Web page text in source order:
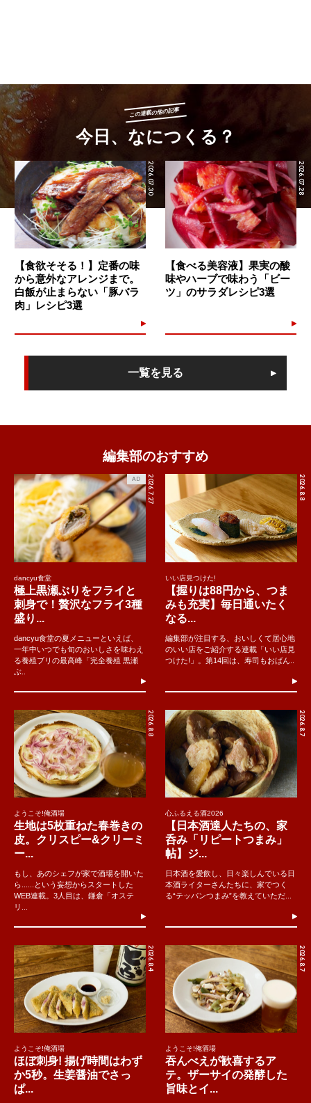
この連載の他の記事
今日、なにつくる？
2026.07.30
【食欲そそる！】定番の味
から意外なアレンジまで。
白飯が止まらない「豚バラ
肉」レシピ3選
2026.07.28
【食べる美容液】果実の酸
味やハーブで味わう「ビー
ツ」のサラダレシピ3選
一覧を見る
編集部のおすすめ
2026.7.27
AD
dancyu食堂
極上黒瀬ぶりをフライと
刺身で！贅沢なフライ3種
盛り...
dancyu食堂の夏メニューといえば、
一年中いつでも旬のおいしさを味わえ
る養殖ブリの最高峰「完全養殖 黒瀬
ぶ..
2026.8.8
いい店見つけた!
【握りは88円から、つま
みも充実】毎日通いたく
なる...
編集部が注目する、おいしくて居心地
のいい店をご紹介する連載「いい店見
つけた!」。第14回は、寿司もおばん..
2026.8.8
ようこそ!俺酒場
生地は5枚重ねた春巻きの
皮。クリスピー&クリーミ
ー...
もし、あのシェフが家で酒場を開いた
ら......という妄想からスタートした
WEB連載。3人目は、鎌倉「オステ
リ...
2026.8.7
心ふるえる酒2026
【日本酒達人たちの、家
呑み「リピートつまみ」
帖】ジ...
日本酒を愛飲し、日々楽しんでいる日
本酒ライターさんたちに、家でつく
る“テッパンつまみ”を教えていただ...
2026.8.4
ようこそ!俺酒場
ほぼ刺身! 揚げ時間はわず
か5秒。生姜醤油でさっ
ぱ...
2026.8.7
ようこそ!俺酒場
吞んべえが歓喜するア
テ。ザーサイの発酵した
旨味とイ...